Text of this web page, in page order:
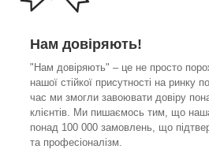
Нам довіряють!
"Нам довіряють" – це не просто
нашої стійкої присутності на ринку
час ми змогли завоювати довіру
клієнтів. Ми пишаємось тим, що
понад 100 000 замовлень, що
та професіоналізм.